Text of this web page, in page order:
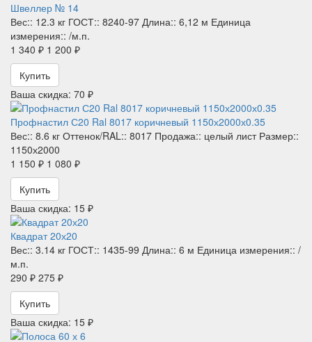
Швеллер № 14
Вес:: 12.3 кг ГОСТ:: 8240-97 Длина:: 6,12 м Единица
измерения:: /м.п.
1 340 ₽ 1 200 ₽
Купить
Ваша скидка: 70 ₽
Профнастил С20 Ral 8017 коричневый 1150х2000х0.35
Вес:: 8.6 кг Оттенок/RAL:: 8017 Продажа:: целый лист Размер::
1150х2000
1 150 ₽ 1 080 ₽
Купить
Ваша скидка: 15 ₽
Квадрат 20х20
Вес:: 3.14 кг ГОСТ:: 1435-99 Длина:: 6 м Единица измерения:: /
м.п.
290 ₽ 275 ₽
Купить
Ваша скидка: 15 ₽